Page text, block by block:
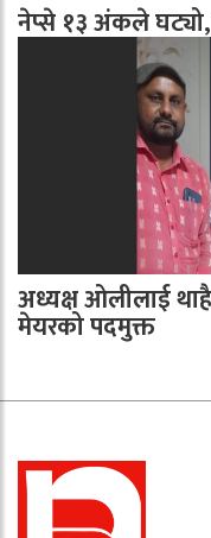
नेप्से १३ अंकले
अध्यक्ष ओलीलाई
मेयरको पदमुक्त